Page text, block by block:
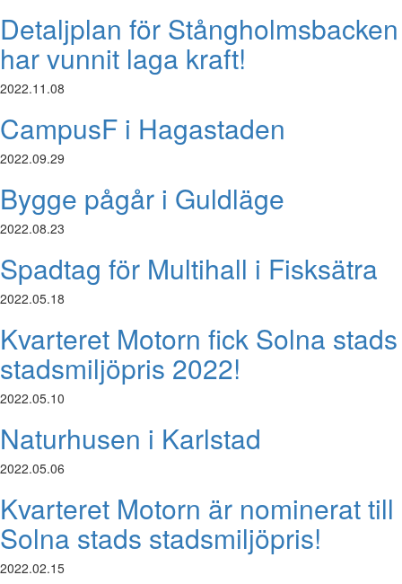
Detaljplan för Stångholmsbacken
har vunnit laga kraft!
2022.11.08
CampusF i Hagastaden
2022.09.29
Bygge pågår i Guldläge
2022.08.23
Spadtag för Multihall i Fisksätra
2022.05.18
Kvarteret Motorn fick Solna stads
stadsmiljöpris 2022!
2022.05.10
Naturhusen i Karlstad
2022.05.06
Kvarteret Motorn är nominerat till
Solna stads stadsmiljöpris!
2022.02.15